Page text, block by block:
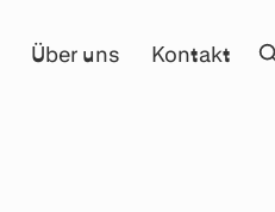
Über uns Kontakt